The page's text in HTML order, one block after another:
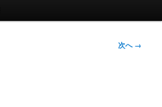
画像ナビ
次へ →